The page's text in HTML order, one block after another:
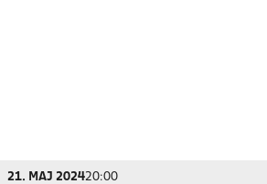
21. MAJ 202420:00